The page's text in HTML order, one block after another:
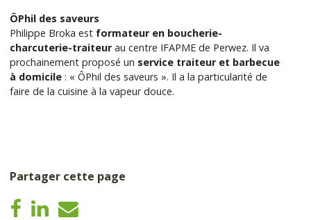
ÔPhil des saveurs
Philippe Broka est formateur en boucherie-
charcuterie-traiteurau centre IFAPME de Perwez. Il va
prochainement proposé un service traiteur et barbecue
à domicile : « ÔPhil des saveurs ». Il a la particularité de
faire de la cuisine à la vapeur douce.
Partager cette page